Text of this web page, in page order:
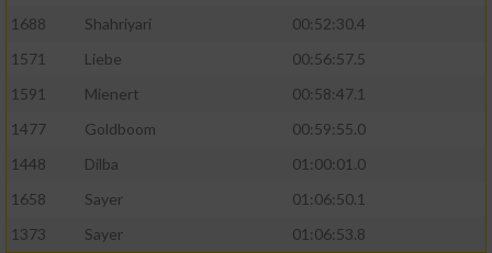
1688
Shahriyari
00:52:30.4
1571
Liebe
00:56:57.5
1591
Mienert
00:58:47.1
1477
Goldboom
00:59:55.0
1448
Dilba
01:00:01.0
1658
Sayer
01:06:50.1
1373
Sayer
01:06:53.8